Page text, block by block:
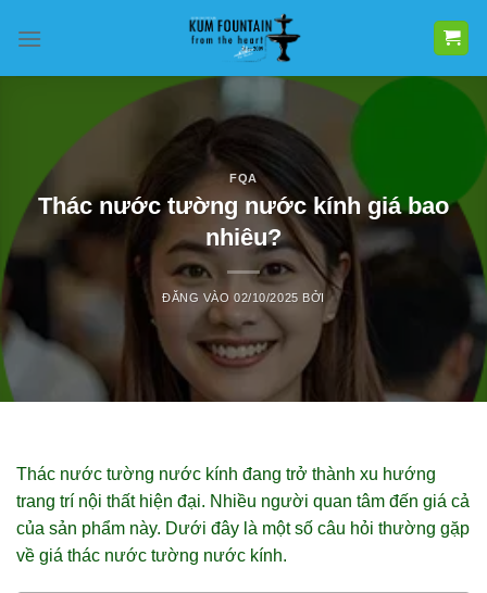
qua
FQA
Thác nước tường nước kính giá bao
nhiêu?
ĐĂNG VÀO02/10/2025 BỞI
Thác nước tường nước kính đang trở thành xu hướng
trang trí nội thất hiện đại. Nhiều người quan tâm đến giá cả
của sản phẩm này. Dưới đây là một số câu hỏi thường gặp
về giá thác nước tường nước kính.